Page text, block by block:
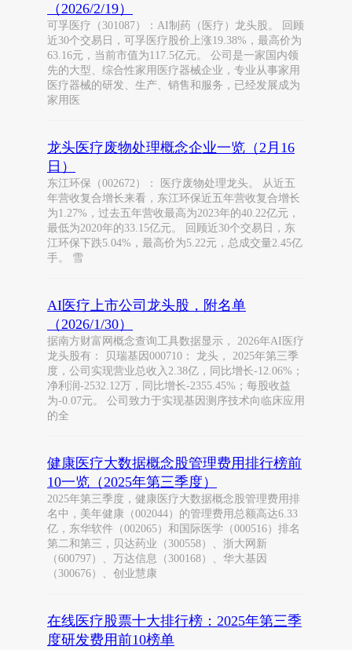
（2026/2/19）
可孚医疗（301087）：AI制药（医疗）龙头股。 回顾
近30个交易日，可孚医疗股价上涨19.38%，最高价为
63.16元，当前市值为117.5亿元。 公司是一家国内领
先的大型、综合性家用医疗器械企业，专业从事家用
医疗器械的研发、生产、销售和服务，已经发展成为
家用医
龙头医疗废物处理概念企业一览（2月16
日）
东江环保（002672）： 医疗废物处理龙头。 从近五
年营收复合增长来看，东江环保近五年营收复合增长
为1.27%，过去五年营收最高为2023年的40.22亿元，
最低为2020年的33.15亿元。 回顾近30个交易日，东
江环保下跌5.04%，最高价为5.22元，总成交量2.45亿
手。 雪
AI医疗上市公司龙头股，附名单
（2026/1/30）
据南方财富网概念查询工具数据显示， 2026年AI医疗
龙头股有： 贝瑞基因000710： 龙头， 2025年第三季
度，公司实现营业总收入2.38亿，同比增长-12.06%；
净利润-2532.12万，同比增长-2355.45%；每股收益
为-0.07元。 公司致力于实现基因测序技术向临床应用
的全
健康医疗大数据概念股管理费用排行榜前
10一览（2025年第三季度）
2025年第三季度，健康医疗大数据概念股管理费用排
名中，美年健康（002044）的管理费用总额高达6.33
亿，东华软件（002065）和国际医学（000516）排名
第二和第三，贝达药业（300558）、浙大网新
（600797）、万达信息（300168）、华大基因
（300676）、创业慧康
在线医疗股票十大排行榜：2025年第三季
度研发费用前10榜单